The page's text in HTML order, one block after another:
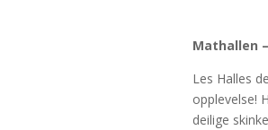
Mathallen
Les Halles
opplevelse!
deilige